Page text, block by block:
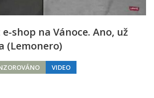
shop na Vánoce. Ano, už
(Lemonero)
VIDEO